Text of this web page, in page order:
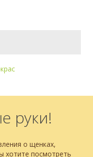
руки!
о щенках,
хотите посмотреть